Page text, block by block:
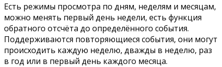
Есть режимы просмотра по дням, неделям и месяцам,
можно менять первый день недели, есть функция
обратного отсчёта до определённого события.
Поддерживаются повторяющиеся события, они могут
происходить каждую неделю, дважды в неделю, раз
в год или в первый день каждого месяца.